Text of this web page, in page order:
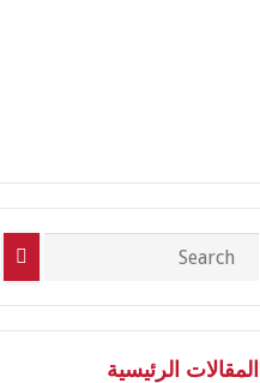
المقالات الرئيسية